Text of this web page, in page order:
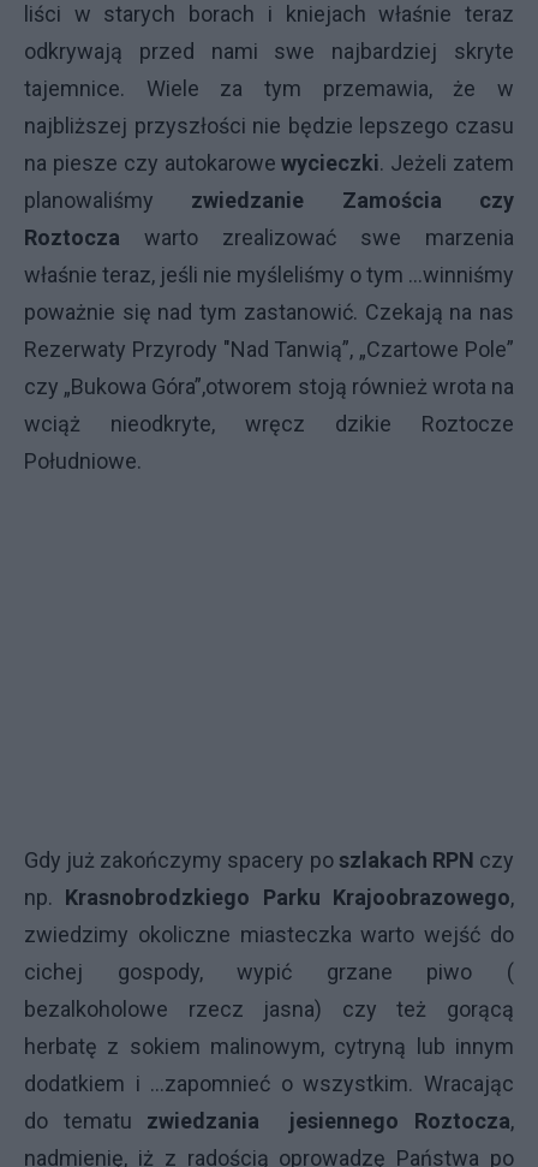
liści w starych borach i kniejach właśnie teraz
odkrywają przed nami swe najbardziej skryte
tajemnice. Wiele za tym przemawia, że w
najbliższej przyszłości nie będzie lepszego czasu
na piesze czy autokarowewycieczki. Jeżeli zatem
planowaliśmy zwiedzanie Zamościa czy
Roztocza warto zrealizować swe marzenia
właśnie teraz, jeśli nie myśleliśmy o tym …winniśmy
poważnie się nad tym zastanowić. Czekają na nas
Rezerwaty Przyrody "Nad Tanwią”, „Czartowe Pole”
czy „Bukowa Góra”,otworem stoją również wrota na
wciąż nieodkryte, wręcz dzikie Roztocze
Południowe.
Gdy już zakończymy spacery po szlakach RPN czy
np. Krasnobrodzkiego Parku Krajoobrazowego,
zwiedzimy okoliczne miasteczka warto wejść do
cichej gospody, wypić grzane piwo (
bezalkoholowe rzecz jasna) czy też gorącą
herbatę z sokiem malinowym, cytryną lub innym
dodatkiem i …zapomnieć o wszystkim. Wracając
do tematu zwiedzania jesiennego Roztocza,
nadmienię, iż z radością oprowadzę Państwa po